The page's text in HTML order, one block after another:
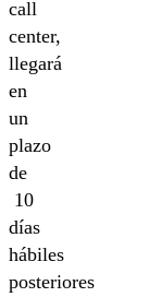
call
center,
llegará
en
un
plazo
de
10
días
hábiles
posteriores